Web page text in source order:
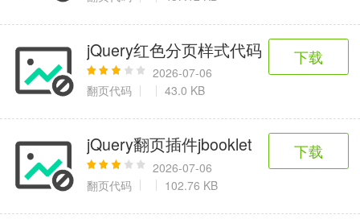
1万+款应用
3万+款应用
医疗健康
6千+款应用
母婴育儿
2百+款应用
趣味娱乐
图像拍照
9百+款应用
jQuery红色分页样式代码
2026-07-06
翻页代码
43.0 KB
下载
jQuery翻页插件jbooklet
2026-07-06
翻页代码
102.76 KB
下载